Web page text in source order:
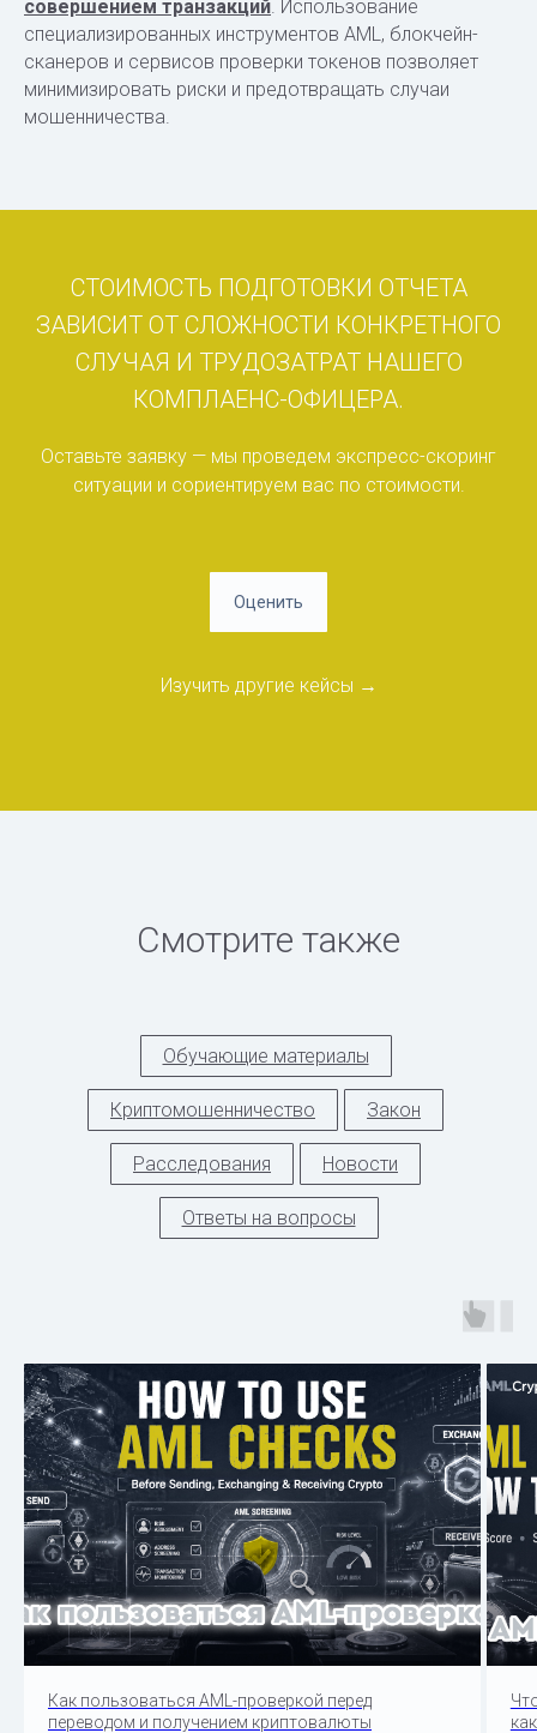
совершением транзакций. Использование
специализированных инструментов AML, блокчейн-
сканеров и сервисов проверки токенов позволяет
минимизировать риски и предотвращать случаи
мошенничества.
СТОИМОСТЬ ПОДГОТОВКИ ОТЧЕТА
ЗАВИСИТ ОТ СЛОЖНОСТИ КОНКРЕТНОГО
СЛУЧАЯ И ТРУДОЗАТРАТ НАШЕГО
КОМПЛАЕНС-ОФИЦЕРА.
Оставьте заявку — мы проведем экспресс-скоринг
ситуации и сориентируем вас по стоимости.
Оценить
Изучить другие кейсы →
Смотрите также
Обучающие материалы
Криптомошенничество Закон
Расследования Новости
Ответы на вопросы
Как пользоваться AML-проверкой перед
переводом и получением криптовалюты